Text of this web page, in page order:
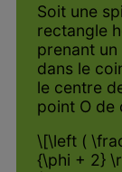
Soit une
rectangle
prenant un
dans le
le centre
point O de
\[\left (
{\phi + 2}